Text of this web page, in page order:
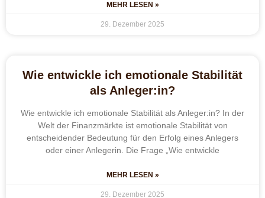
MEHR LESEN »
29. Dezember 2025
Wie entwickle ich emotionale Stabilität
als Anleger:in?
Wie entwickle ich emotionale Stabilität als Anleger:in? In der
Welt der Finanzmärkte ist emotionale Stabilität von
entscheidender Bedeutung für den Erfolg eines Anlegers
oder einer Anlegerin. Die Frage „Wie entwickle
MEHR LESEN »
29. Dezember 2025